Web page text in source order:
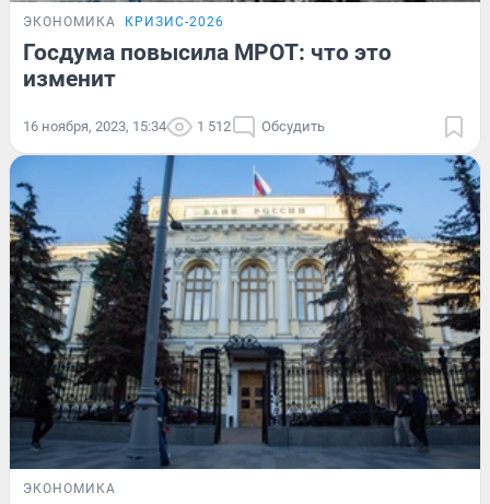
ЭКОНОМИКА КРИЗИС-2026
Госдума повысила МРОТ: что это
изменит
16 ноября, 2023, 15:34 1 512 Обсудить
ЭКОНОМИКА